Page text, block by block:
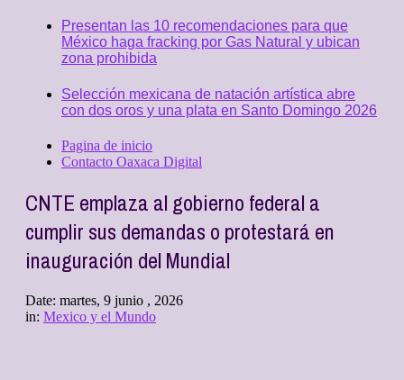
Presentan las 10 recomendaciones para que
México haga fracking por Gas Natural y ubican
zona prohibida
Selección mexicana de natación artística abre
con dos oros y una plata en Santo Domingo 2026
Pagina de inicio
Contacto Oaxaca Digital
CNTE emplaza al gobierno federal a
cumplir sus demandas o protestará en
inauguración del Mundial
Date: martes, 9 junio , 2026
in: Mexico y el Mundo